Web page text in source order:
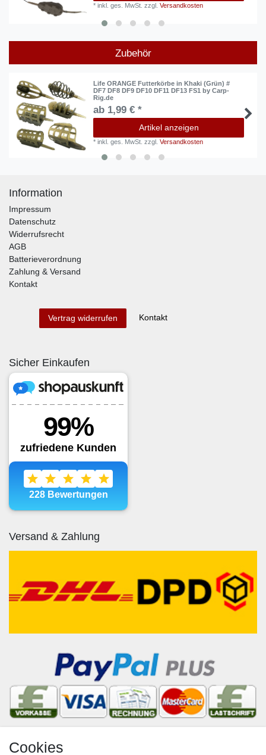
*inkl. ges. MwSt. zzgl.Versandkosten
Zubehör
Life ORANGE Futterkörbe in Khaki (Grün) #
DF7 DF8 DF9 DF10 DF11 DF13 FS1 by Carp-
Rig.de
ab 1,99 € *
Artikel anzeigen
*inkl. ges. MwSt. zzgl.Versandkosten
Information
Impressum
Datenschutz
Widerrufsrecht
AGB
Batterieverordnung
Zahlung & Versand
Kontakt
Vertrag widerrufen Kontakt
Sicher Einkaufen
Versand & Zahlung
Cookies